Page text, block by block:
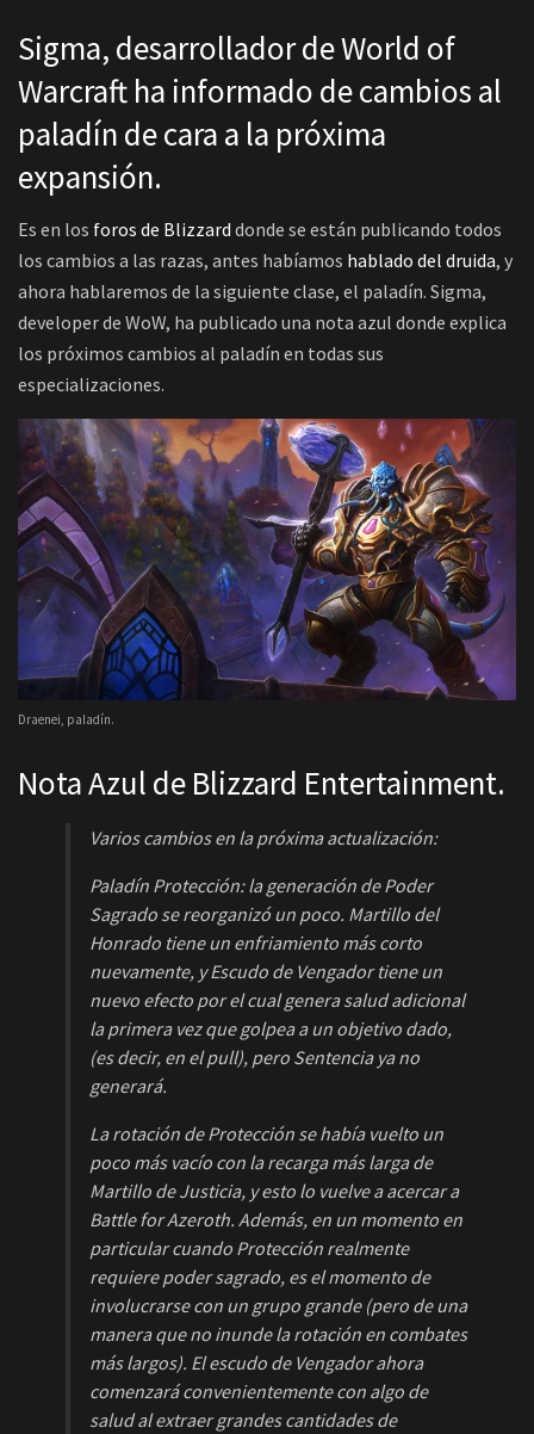
Sigma, desarrollador de World of
Warcraft ha informado de cambios al
paladín de cara a la próxima
expansión.
Es en los foros de Blizzard donde se están publicando todos
los cambios a las razas, antes habíamos hablado del druida, y
ahora hablaremos de la siguiente clase, el paladín. Sigma,
developer de WoW, ha publicado una nota azul donde explica
los próximos cambios al paladín en todas sus
especializaciones.
Draenei, paladín.
Nota Azul de Blizzard Entertainment.
Varios cambios en la próxima actualización:
Paladín Protección: la generación de Poder
Sagrado se reorganizó un poco. Martillo del
Honrado tiene un enfriamiento más corto
nuevamente, y Escudo de Vengador tiene un
nuevo efecto por el cual genera salud adicional
la primera vez que golpea a un objetivo dado,
(es decir, en el pull), pero Sentencia ya no
generará.
La rotación de Protección se había vuelto un
poco más vacío con la recarga más larga de
Martillo de Justicia, y esto lo vuelve a acercar a
Battle for Azeroth. Además, en un momento en
particular cuando Protección realmente
requiere poder sagrado, es el momento de
involucrarse con un grupo grande (pero de una
manera que no inunde la rotación en combates
más largos). El escudo de Vengador ahora
comenzará convenientemente con algo de
salud al extraer grandes cantidades de